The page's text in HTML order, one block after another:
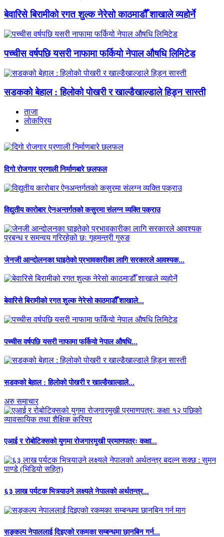
बेवारिसे बिरामीको रगत शुल्क नेरेसो काठमाडौँ शाखाले व्यहोर्ने
पच्चीस वर्षपछि यसरी नाफामा फर्कियो नेपाल औषधि लिमिटेड
सडकको बेहाल : हिलोको पोखरी र खाल्डैखाल्डाले हिड्न सास्ती
ताजा
लाेकप्रिय
दिगो रोजगार प्रणाली निर्माणबारे छलफल
विद्युतीय कारोबार ऐनअन्तर्गतको कसुरमा संलग्न व्यक्ति पक्राउ
जेनजी आन्दोलनका घाइतेको प्रभावकारीका लागि सरकारले आवश्यक...
बेवारिसे बिरामीको रगत शुल्क नेरेसो काठमाडौँ शाखाले...
पच्चीस वर्षपछि यसरी नाफामा फर्कियो नेपाल औषधि...
सडकको बेहाल : हिलोको पोखरी र खाल्डैखाल्डाले...
अरु समाचार
एआई र रोबोटिक्सको युगमा रोजगारमुखी प्रमाणपत्रः कक्षा...
६३ लाख पर्यटक भित्र्याउने लक्ष्यले नेपालको अर्थतन्त्र...
सङ्कल्प नेपाललाई दिइएको रकमका सम्बन्धमा छानबिन गर्न...